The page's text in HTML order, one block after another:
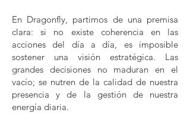
En Dragonfly, partimos de una premisa
clara: si no existe coherencia en las
acciones del día a día, es imposible
sostener una visión estratégica. Las
grandes decisiones no maduran en el
vacío; se nutren de la calidad de nuestra
presencia y de la gestión de nuestra
energía diaria.